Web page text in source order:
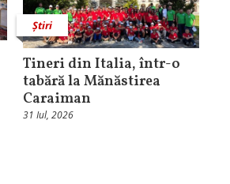
Știri
Tineri din Italia, într-o
tabără la Mănăstirea
Caraiman
31 Iul, 2026